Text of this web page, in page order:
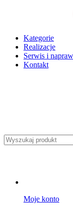
Kategorie
Realizacje
Serwis i
Kontakt
Moje konto